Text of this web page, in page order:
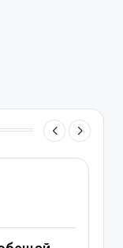
Джанабаева –